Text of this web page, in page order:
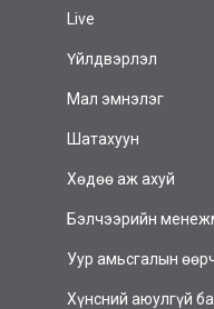
Live
Үйлдвэрлэл
Мал эмнэлэг
Шатахуун
Хөдөө аж ахуй
Бэлчээрийн
Уур амьсгалын
Хүнсний аюулгүй